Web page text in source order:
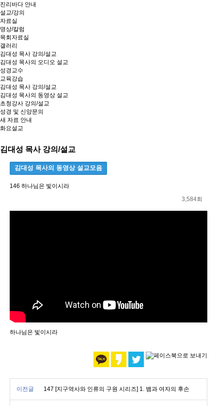
진리바다 안내
설교/강의
자료실
명상/칼럼
목회자료실
갤러리
김대성 목사 강의/설교
김대성 목사의 오디오 설교
성경교수
교육강습
김대성 목사 강의/설교
김대성 목사의 동영상 설교
초청강사 강의/설교
성경 및 신앙문의
새 자료 안내
화요설교
김대성 목사 강의/설교
김대성 목사의 동영상 설교모음
146 하나님은 빛이시라
3,584회
하나님은 빛이시라
이전글 147 [지구역사와 인류의 구원 시리즈] 1. 뱀과 여자의 후손